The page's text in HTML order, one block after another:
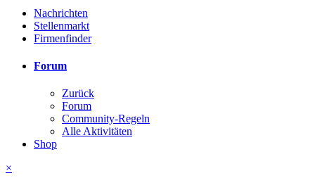
Nachrichten
Stellenmarkt
Firmenfinder
Forum
Zurück
Forum
Community-Regeln
Alle Aktivitäten
Shop
×